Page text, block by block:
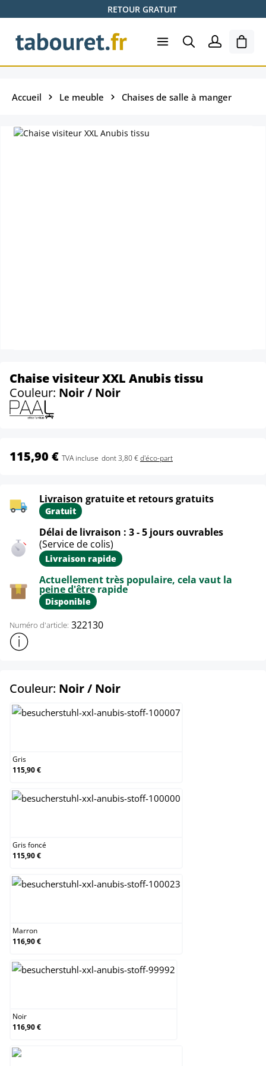
Passer au contenu principalRETOUR GRATUIT
Le
Accueil Le meuble Chaises de salle à manger
Chaise visiteur XXL Anubis tissu
Couleur: Noir / Noir
115,90 € TVA incluse dont 3,80 €d'éco-part
Livraison gratuite et retours gratuits
Gratuit
Délai de livraison : 3 - 5 jours ouvrables
(Service de colis)
Livraison rapide
Actuellement très populaire, cela vaut la
peine d'être rapide
Disponible
Numéro d'article: 322130
Afficher plus d'informations sur le produit
Couleur: Noir / Noirselect
Gris
115,90 €
Gris foncé
115,90 €
Marron
116,90 €
Noir
116,90 €